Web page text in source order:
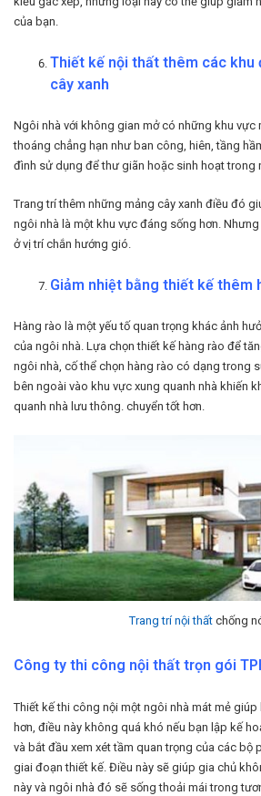
của bạn.
Thiết kế nội thất thêm các khu
cây xanh
Ngôi nhà với không gian mở có những khu
thoáng chẳng hạn như ban công, hiên, tầng
đình sử dụng để thư giãn hoặc sinh hoạt trong
Trang trí thêm những mảng cây xanh điều đó
ngôi nhà là một khu vực đáng sống hơn.
ở vị trí chắn hướng gió.
Giảm nhiệt bằng thiết kế thêm
Hàng rào là một yếu tố quan trọng khác ảnh
của ngôi nhà. Lựa chọn thiết kế hàng rào để
ngôi nhà, cố thể chọn hàng rào có dạng trong
bên ngoài vào khu vực xung quanh nhà khiến
quanh nhà lưu thông. chuyển tốt hơn.
Trang trí nội thất chống
Công ty thi công nội thất trọn gói
Thiết kế thi công nội một ngôi nhà mát mẻ
hơn, điều này không quá khó nếu bạn lập kế
và bắt đầu xem xét tầm quan trọng của các bộ
giai đoạn thiết kế. Điều này sẽ giúp gia chủ
này và ngôi nhà đó sẽ sống thoải mái trong